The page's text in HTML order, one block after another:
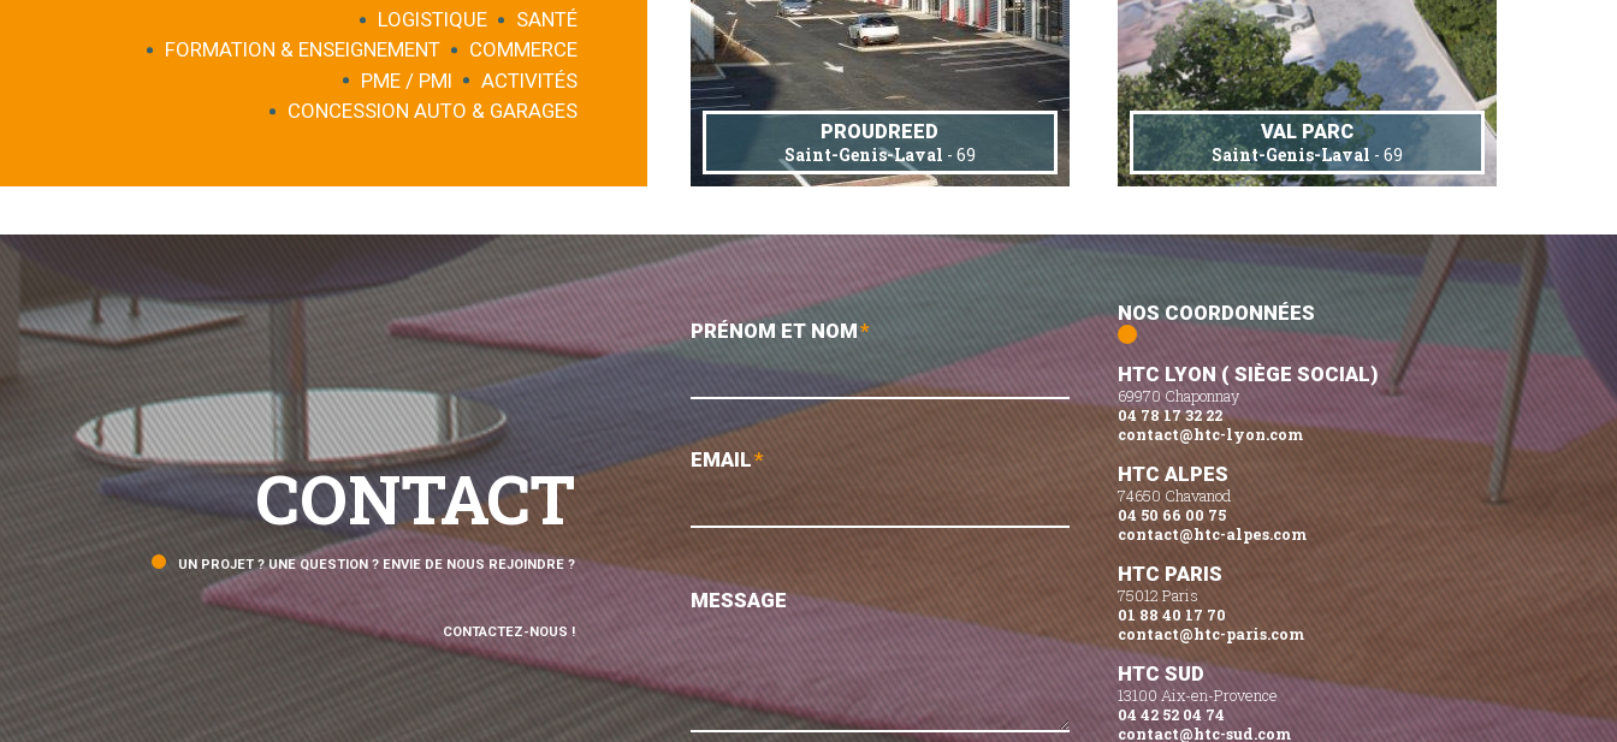
LOGISTIQUE
SANTÉ
FORMATION & ENSEIGNEMENT
COMMERCE
PME / PMI
ACTIVITÉS
CONCESSION AUTO & GARAGES
PROUDREED
Saint-Genis-Laval - 69
VAL PARC
Saint-Genis-Laval - 69
CONTACT
UN PROJET ? UNE QUESTION ? ENVIE DE NOUS REJOINDRE ?
CONTACTEZ-NOUS !
PRÉNOM ET NOM*
EMAIL*
MESSAGE
NOS COORDONNÉES
HTC LYON ( SIÈGE SOCIAL)
69970 Chaponnay
04 78 17 32 22
contact@htc-lyon.com
HTC ALPES
74650 Chavanod
04 50 66 00 75
contact@htc-alpes.com
HTC PARIS
75012 Paris
01 88 40 17 70
contact@htc-paris.com
HTC SUD
13100 Aix-en-Provence
04 42 52 04 74
contact@htc-sud.com